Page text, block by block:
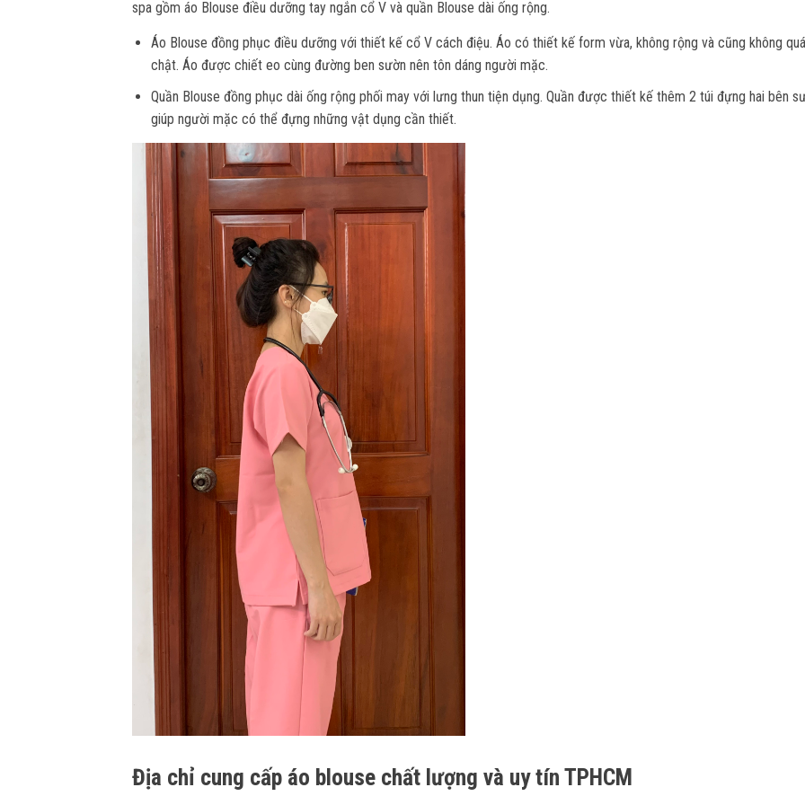
spa gồm áo Blouse điều dưỡng tay ngắn cổ V và quần Blouse dài ống rộng.
Áo Blouse đồng phục điều dưỡng với thiết kế cổ V cách điệu. Áo có thiết kế form vừa, không rộng và cũng không quá
chật. Áo được chiết eo cùng đường ben sườn nên tôn dáng người mặc.
Quần Blouse đồng phục dài ống rộng phối may với lưng thun tiện dụng. Quần được thiết kế thêm 2 túi đựng hai bên
giúp người mặc có thể đựng những vật dụng cần thiết.
Địa chỉ cung cấp áo blouse chất lượng và uy tín TPHCM